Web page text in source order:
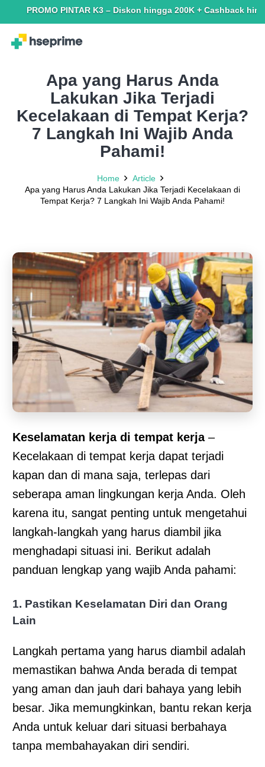
PROMO PINTAR K3 – Diskon hingga 200K + Cashback
Apa yang Harus Anda
Lakukan Jika Terjadi
Kecelakaan di Tempat Kerja?
7 Langkah Ini Wajib Anda
Pahami!
Home
Article
Apa yang Harus Anda Lakukan Jika Terjadi Kecelakaan di
Tempat Kerja? 7 Langkah Ini Wajib Anda Pahami!
Keselamatan kerja di tempat kerja–
Kecelakaan di tempat kerja dapat terjadi
kapan dan di mana saja, terlepas dari
seberapa aman lingkungan kerja Anda. Oleh
karena itu, sangat penting untuk mengetahui
langkah-langkah yang harus diambil jika
menghadapi situasi ini. Berikut adalah
panduan lengkap yang wajib Anda pahami:
1. Pastikan Keselamatan Diri dan Orang
Lain
Langkah pertama yang harus diambil adalah
memastikan bahwa Anda berada di tempat
yang aman dan jauh dari bahaya yang lebih
besar. Jika memungkinkan, bantu rekan kerja
Anda untuk keluar dari situasi berbahaya
tanpa membahayakan diri sendiri.